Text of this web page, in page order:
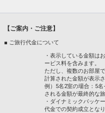
【ご案内・ご注意】
■ ご旅行代金について
・表示している金額は
ービス料を含みます。
ただし、複数のお部屋
計算された金額が表示さ
例）5名2室の場合：5
される金額が最終的な
・ダイナミックパッケ
代金での契約成立とな